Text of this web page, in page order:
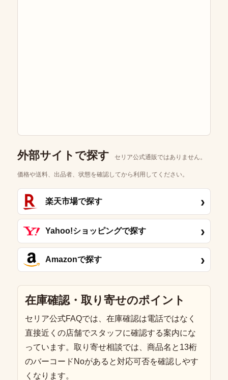
外部サイトで探す セリア公式通販ではありません。
価格や送料、出品者、状態を確認してから利用してください。
楽天市場で探す ›
Yahoo!ショッピングで探す ›
Amazonで探す ›
在庫確認・取り寄せのポイント
セリア公式FAQでは、在庫確認は電話ではなく
直接近くの店舗でスタッフに確認する案内にな
っています。取り寄せ相談では、商品名と13桁
のバーコードNoがあると対応可否を確認しやす
くなります。